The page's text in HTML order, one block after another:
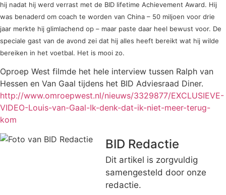
hij nadat hij werd verrast met de BID lifetime Achievement Award. Hij
was benaderd om coach te worden van China – 50 miljoen voor drie
jaar merkte hij glimlachend op – maar paste daar heel bewust voor. De
speciale gast van de avond zei dat hij alles heeft bereikt wat hij wilde
bereiken in het voetbal. Het is mooi zo.
Oproep West filmde het hele interview tussen Ralph van
Hessen en Van Gaal tijdens het BID Adviesraad Diner.
http://www.omroepwest.nl/nieuws/3329877/EXCLUSIEVE-
VIDEO-Louis-van-Gaal-Ik-denk-dat-ik-niet-meer-terug-
kom
BID Redactie
Dit artikel is zorgvuldig
samengesteld door onze
redactie.